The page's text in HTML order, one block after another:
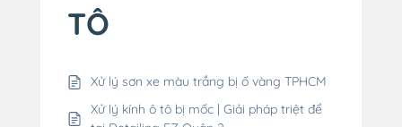
TÔ
Xử lý sơn xe màu trắng bị ố vàng TPHCM
Xử lý kính ô tô bị mốc | Giải pháp triệt để